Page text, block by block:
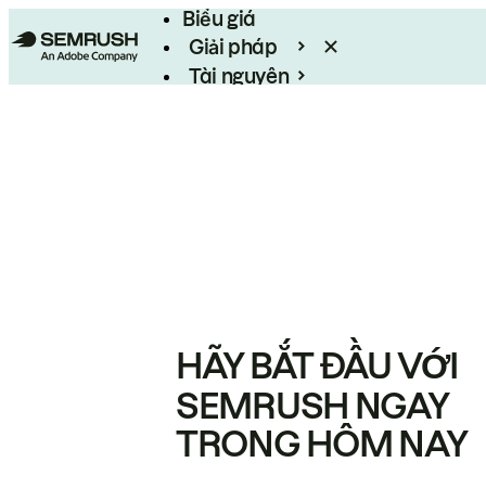
Biểu giá
Giải pháp
Tài nguyên
HÃY BẮT ĐẦU VỚI
SEMRUSH NGAY
TRONG HÔM NAY